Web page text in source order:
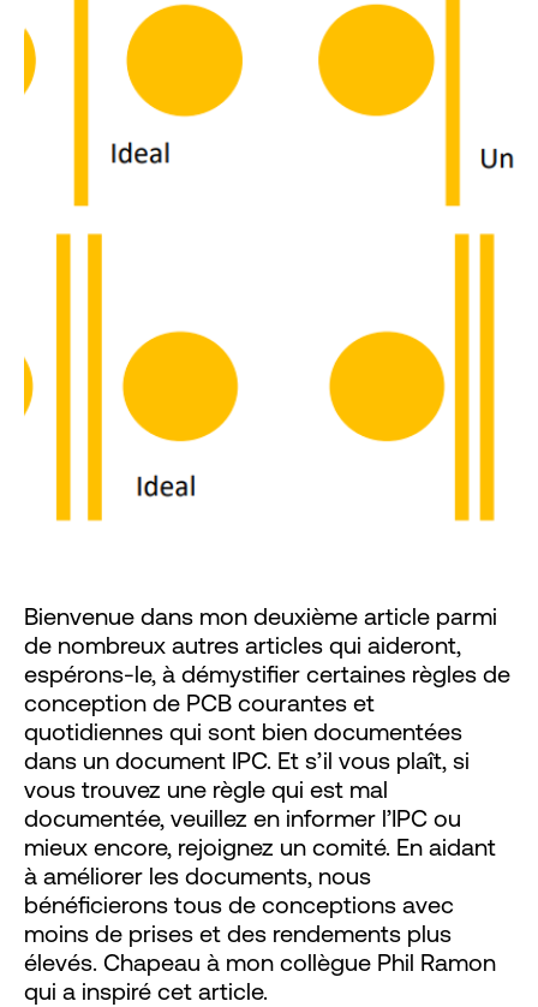
Bienvenue dans mon deuxième article parmi
de nombreux autres articles qui aideront,
espérons-le, à démystifier certaines règles de
conception de PCB courantes et
quotidiennes qui sont bien documentées
dans un document IPC. Et s’il vous plaît, si
vous trouvez une règle qui est mal
documentée, veuillez en informer l’IPC ou
mieux encore, rejoignez un comité. En aidant
à améliorer les documents, nous
bénéficierons tous de conceptions avec
moins de prises et des rendements plus
élevés. Chapeau à mon collègue Phil Ramon
qui a inspiré cet article.